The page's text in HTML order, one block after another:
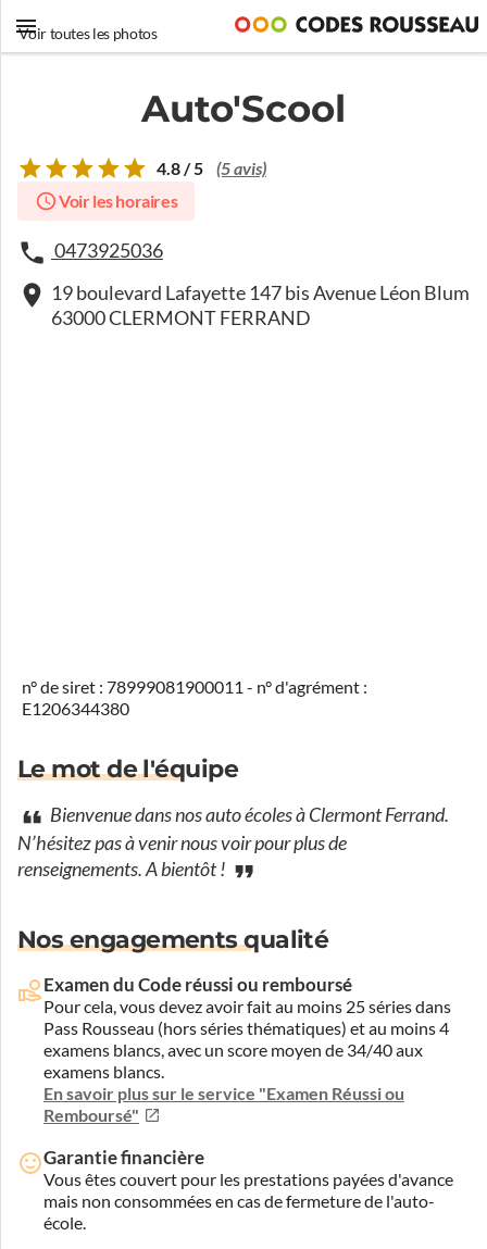
Voir toutes les photos
Auto'Scool
4.8 / 5 (5 avis)
Voir les horaires
0473925036
19 boulevard Lafayette 147 bis Avenue Léon Blum
63000 CLERMONT FERRAND
n° de siret : 78999081900011 - n° d'agrément :
E1206344380
Le mot de l'équipe
Bienvenue dans nos auto écoles à Clermont Ferrand.
N’hésitez pas à venir nous voir pour plus de
renseignements. A bientôt !
Nos engagements qualité
Examen du Code réussi ou remboursé
Pour cela, vous devez avoir fait au moins 25 séries dans
Pass Rousseau (hors séries thématiques) et au moins 4
examens blancs, avec un score moyen de 34/40 aux
examens blancs.
En savoir plus sur le service "Examen Réussi ou
Remboursé"
Garantie financière
Vous êtes couvert pour les prestations payées d'avance
mais non consommées en cas de fermeture de l'auto-
école.